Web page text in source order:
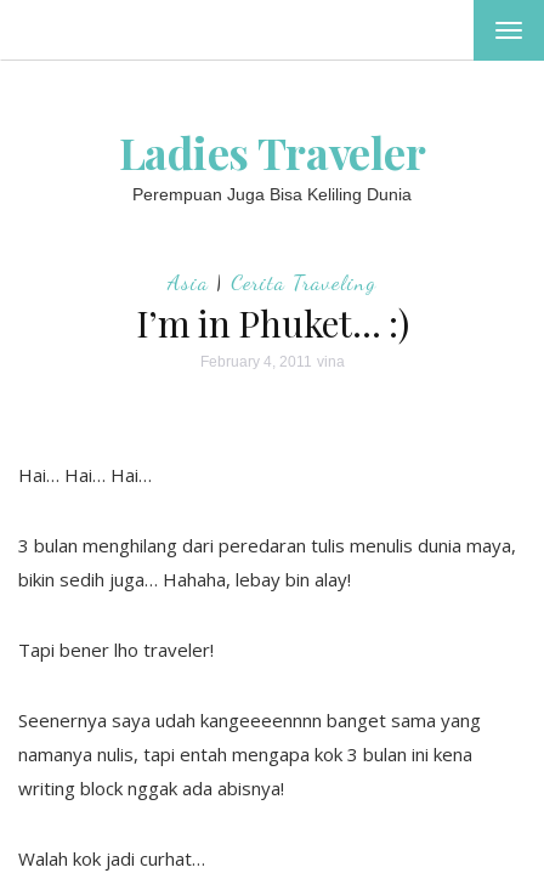
Ladies Traveler
Perempuan Juga Bisa Keliling Dunia
Asia | Cerita Traveling
I’m in Phuket… :)
February 4, 2011 vina
Hai… Hai… Hai…
3 bulan menghilang dari peredaran tulis menulis dunia maya,
bikin sedih juga… Hahaha, lebay bin alay!
Tapi bener lho traveler!
Seenernya saya udah kangeeeennnn banget sama yang
namanya nulis, tapi entah mengapa kok 3 bulan ini kena
writing block nggak ada abisnya!
Walah kok jadi curhat…